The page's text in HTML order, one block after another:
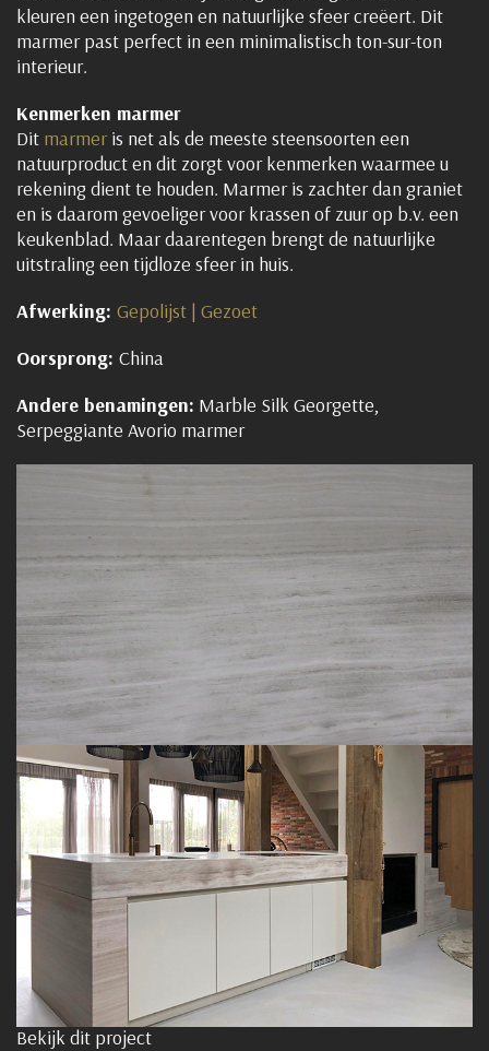
kleuren een ingetogen en natuurlijke sfeer creëert. Dit
marmer past perfect in een minimalistisch ton-sur-ton
interieur.
Kenmerken marmer
Dit marmeris net als de meeste steensoorten een
natuurproduct en dit zorgt voor kenmerken waarmee u
rekening dient te houden. Marmer is zachter dan graniet
en is daarom gevoeliger voor krassen of zuur op b.v. een
keukenblad. Maar daarentegen brengt de natuurlijke
uitstraling een tijdloze sfeer in huis.
Afwerking: Gepolijst | Gezoet
Oorsprong: China
Andere benamingen: Marble Silk Georgette,
Serpeggiante Avorio marmer
Bekijk dit project